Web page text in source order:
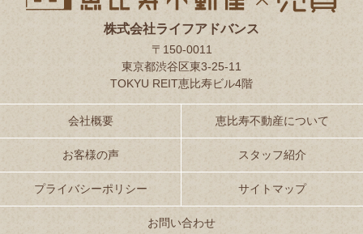
株式会社ライフアドバンス
〒150-0011
東京都渋谷区東3-25-11
TOKYU REIT恵比寿ビル4階
会社概要 恵比寿不動産について
お客様の声 スタッフ紹介
プライバシーポリシー サイトマップ
お問い合わせ